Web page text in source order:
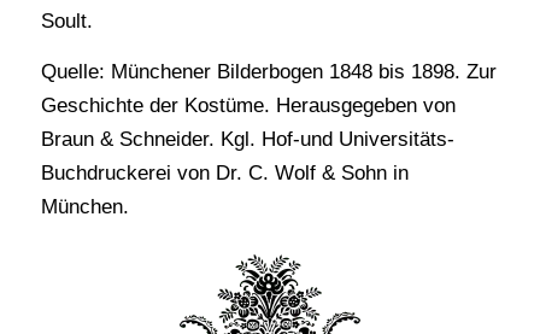
Soult.
Quelle: Münchener Bilderbogen 1848 bis 1898. Zur
Geschichte der Kostüme. Herausgegeben von
Braun & Schneider. Kgl. Hof-und Universitäts-
Buchdruckerei von Dr. C. Wolf & Sohn in
München.